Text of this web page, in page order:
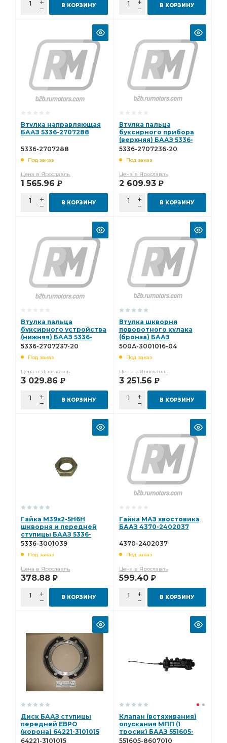
В КОРЗИНУ В КОРЗИНУ
Втулка направляющая
БААЗ 5336-2707288
5336-2707288
Под заказ
Цена в Ярославль
1 565.96 Р
В КОРЗИНУ
Втулка пальца
буксирного прибора
(верхняя) БААЗ 5336-
2707236-20
5336-2707236-20
Под заказ
Цена в Ярославль
2 609.93 Р
В КОРЗИНУ
Втулка пальца
буксирного устройства
(нижняя) БААЗ 5336-
2707237-20
5336-2707237-20
Под заказ
Цена в Ярославль
3 029.86 Р
В КОРЗИНУ
Втулка шкворня
поворотного кулака
(бронза) БААЗ
500А-3001016-04
500А-3001016-04
Под заказ
Цена в Ярославль
3 251.56 Р
В КОРЗИНУ
Гайка М39х2-5Н6Н
шкворня и передней
ступицы БААЗ 5336-
3001039
5336-3001039
Под заказ
Цена в Ярославль
378.88 Р
В КОРЗИНУ
Гайка МАЗ хвостовика
БААЗ 4370-2402037
4370-2402037
Под заказ
Цена в Ярославль
599.40 Р
В КОРЗИНУ
Диск БААЗ ступицы
передней ЕВРО
(корона) 64221-3101015
64221-3101015
Клапан (встяхивания)
опускания МПП (1
тросик) БААЗ 551605-
8607010
551605-8607010